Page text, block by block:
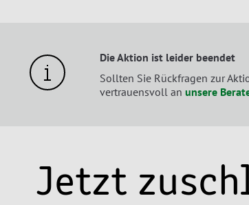
Die Aktion ist leider beendet
Sollten Sie Rückfragen zur
vertrauensvoll anunsere
Jetzt